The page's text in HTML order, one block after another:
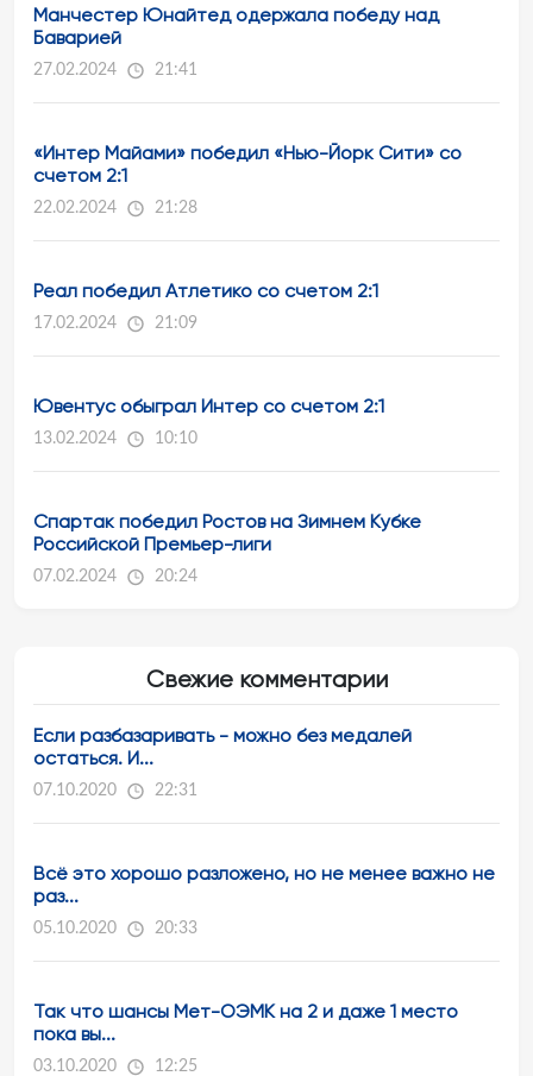
Манчестер Юнайтед одержала победу над
Баварией
27.02.2024 21:41
«Интер Майами» победил «Нью-Йорк Сити» со
счетом 2:1
22.02.2024 21:28
Реал победил Атлетико со счетом 2:1
17.02.2024 21:09
Ювентус обыграл Интер со счетом 2:1
13.02.2024 10:10
Спартак победил Ростов на Зимнем Кубке
Российской Премьер-лиги
07.02.2024 20:24
Свежие комментарии
Если разбазаривать - можно без медалей
остаться. И...
07.10.2020 22:31
Всё это хорошо разложено, но не менее важно не
раз...
05.10.2020 20:33
Так что шансы Мет-ОЭМК на 2 и даже 1 место
пока вы...
03.10.2020 12:25